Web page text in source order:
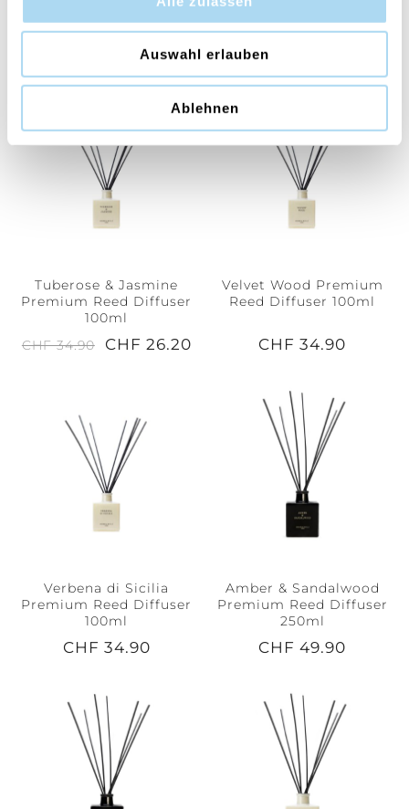
Auswahl erlauben
Ablehnen
Tuberose & Jasmine
Premium Reed Diffuser
100ml
CHF 34.90
CHF 26.20
Velvet Wood Premium
Reed Diffuser 100ml
CHF 34.90
Verbena di Sicilia
Premium Reed Diffuser
100ml
CHF 34.90
Amber & Sandalwood
Premium Reed Diffuser
250ml
CHF 49.90